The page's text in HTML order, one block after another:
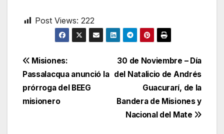
Post Views: 222
Navegación
de
entradas
30 de Noviembre – Día
del Natalicio de Andrés
Guacurarí, de la
Bandera de Misiones y
Nacional del Mate
Misiones:
Passalacqua anunció la
prórroga del BEEG
misionero